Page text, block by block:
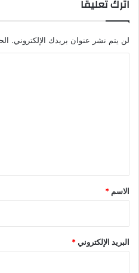
اترك تعليقاً
لن يتم نشر عنوان بريدك الإلكتروني.
*
الاسم *
البريد الإلكتروني*